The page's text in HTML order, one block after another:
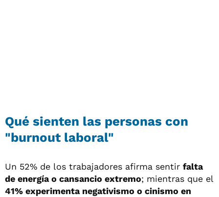
Qué sienten las personas con
"burnout laboral"
Un 52% de los trabajadores afirma sentir falta
de energía o cansancio extremo; mientras que el
41% experimenta negativismo o cinismo en